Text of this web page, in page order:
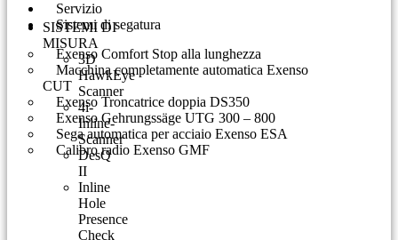
Servizio
Sistemi di segatura
Exenso Comfort Stop alla lunghezza
Macchina completamente automatica Exenso
CUT
Exenso Troncatrice doppia DS350
Exenso Gehrungssäge UTG 300 – 800
Sega automatica per acciaio Exenso ESA
Calibro radio Exenso GMF
SISTEMI DI
MISURA
3D
HawkEye
Scanner
4i-
Inline-
Scanner
DesQ
II
Inline
Hole
Presence
Check